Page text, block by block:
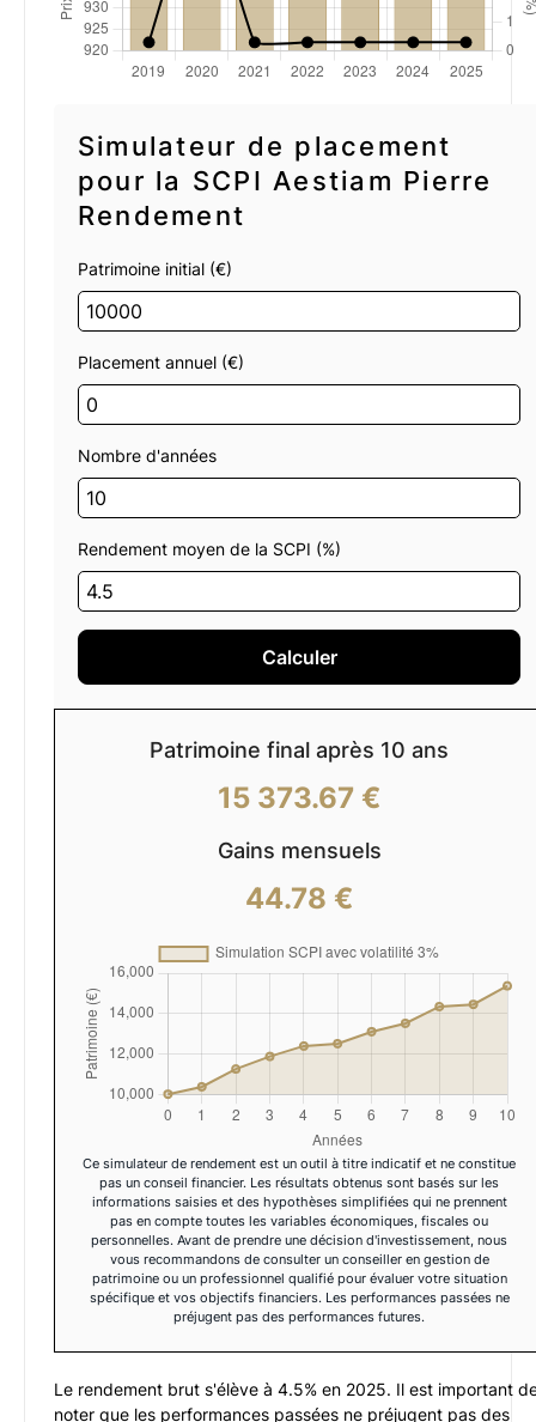
Simulateur de placement
pour la SCPI Aestiam Pierre
Rendement
Patrimoine initial (€)
Placement annuel (€)
Nombre d'années
Rendement moyen de la SCPI (%)
Calculer
Patrimoine final après 10 ans
15 373.67 €
Gains mensuels
44.78 €
Ce simulateur de rendement est un outil à titre indicatif et ne constitue
pas un conseil financier. Les résultats obtenus sont basés sur les
informations saisies et des hypothèses simplifiées qui ne prennent
pas en compte toutes les variables économiques, fiscales ou
personnelles. Avant de prendre une décision d'investissement, nous
vous recommandons de consulter un conseiller en gestion de
patrimoine ou un professionnel qualifié pour évaluer votre situation
spécifique et vos objectifs financiers. Les performances passées ne
préjugent pas des performances futures.
Le rendement brut s'élève à 4.5% en 2025. Il est important
noter que les performances passées ne préjugent pas des